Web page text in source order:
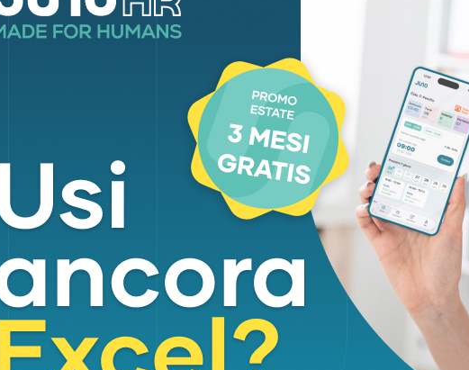
la
della
è la nuova
Cronaca
Violento scontro fra
due auto nella notte a
Carrara: grave una
Cronaca
Muore
davanti
dramma
dal